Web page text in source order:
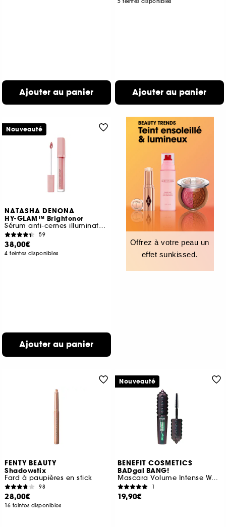
Ajouter au panier Ajouter au panier
NATASHA DENONA
HY-GLAM™ Brightener
Sérum anti-cernes illuminateur hydratant, éclaircissant
59
38,00€
4 teintes disponibles
Ajouter au panier
Nouveauté
Offrez à votre peau un
effet sunkissed.
FENTY BEAUTY
Shadowstix
Fard à paupières en stick
98
28,00€
16 teintes disponibles
BENEFIT COSMETICS
BADgal BANG!
Mascara Volume Intense Waterproof Mini
1
19,90€
Nouveauté